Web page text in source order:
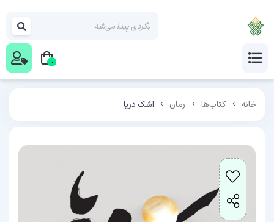
خانه کتاب‌ها رمان اشک دریا
0